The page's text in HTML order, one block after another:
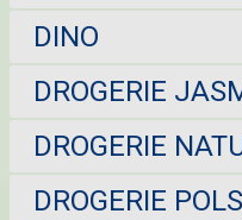
DINO
DROGERIE
DROGERIE
DROGERIE